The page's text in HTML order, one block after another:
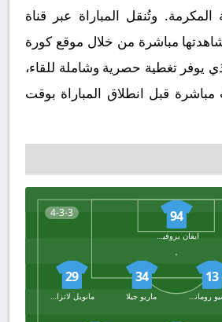
المكرمة. وتُنقل المباراة عبر قناة
مباشرة من خلال موقع كورة
يوفر تغطية حصرية وشاملة للقاء،
قبل انطلاق المباراة بوقت
4-3-3 94
ايفان بروفيديل
13
أليسيو رومانيولي
34
ماريو جيلا
29
مانويل لاتزاري